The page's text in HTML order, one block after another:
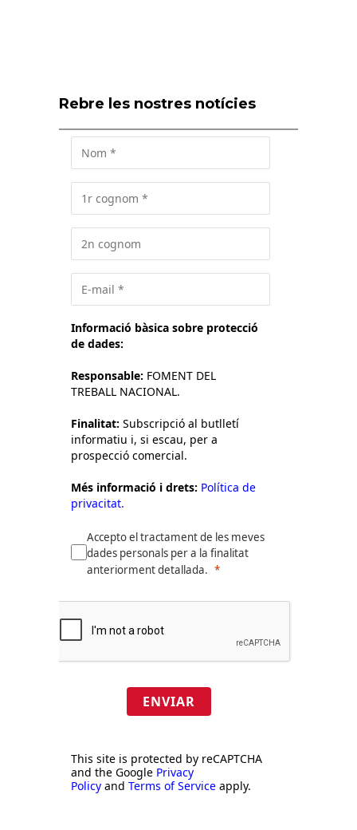
Rebre les nostres notícies
Informació bàsica sobre protecció
de dades:
Responsable: FOMENT DEL
TREBALL NACIONAL.
Finalitat: Subscripció al butlletí
informatiu i, si escau, per a
prospecció comercial.
Més informació i drets: Política de
privacitat.
Accepto el tractament de les meves
dades personals per a la finalitat
anteriorment detallada.
ENVIAR
This site is protected by reCAPTCHA
and the Google Privacy
Policy and Terms of Service apply.